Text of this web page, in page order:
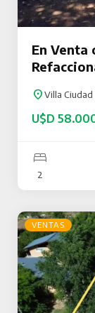
En Venta
Villa
U$D
2
VENTAS